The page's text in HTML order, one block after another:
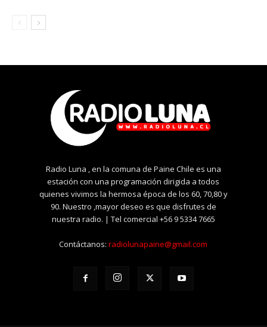
Radio Luna , en la comuna de Paine Chile es una
estación con una programación dirigida a todos
quienes vivimos la hermosa época de los 60, 70,80 y
90. Nuestro ,mayor deseo es que disfrutes de
nuestra radio. | Tel comercial +56 9 5334 7665
Contáctanos:radiolunapaine@gmail.com